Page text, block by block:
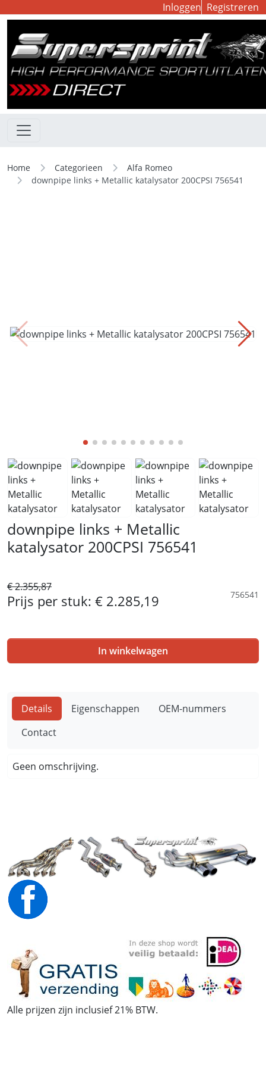
Inloggen Registreren
Home Categorieen
Alfa Romeo
downpipe links + Metallic katalysator 200CPSI 756541
downpipe links + Metallic
katalysator 200CPSI 756541
€ 2.355,87
Prijs per stuk: € 2.285,19 756541
In winkelwagen
Details Eigenschappen
OEM-nummers
Contact
Geen omschrijving.
Alle prijzen zijn inclusief 21% BTW.